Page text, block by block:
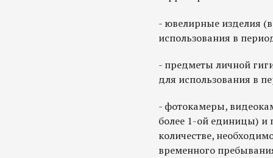
- ювелирные изделия
использования в
- предметы личной
для использования в
- фотокамеры,
более 1-ой единицы) и
количестве,
временного